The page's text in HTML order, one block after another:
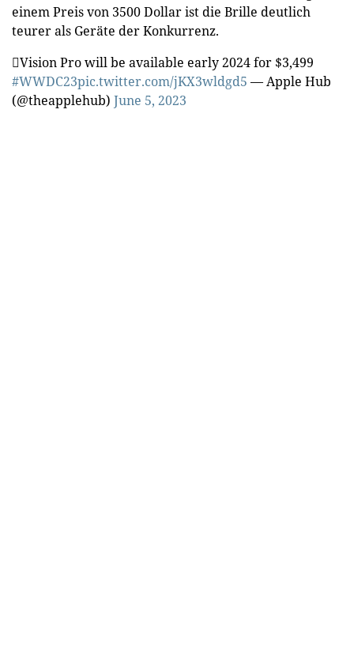
einem Preis von 3500 Dollar ist die Brille deutlich
teurer als Geräte der Konkurrenz.
Vision Pro will be available early 2024 for $3,499
#WWDC23pic.twitter.com/jKX3wldgd5 — Apple Hub
(@theapplehub) June 5, 2023